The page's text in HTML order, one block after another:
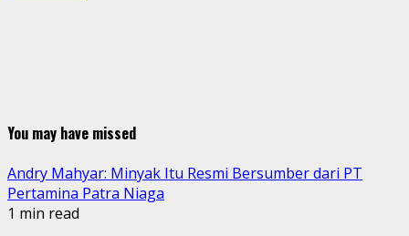
You may have missed
Andry Mahyar: Minyak Itu Resmi Bersumber dari PT
Pertamina Patra Niaga
1 min read